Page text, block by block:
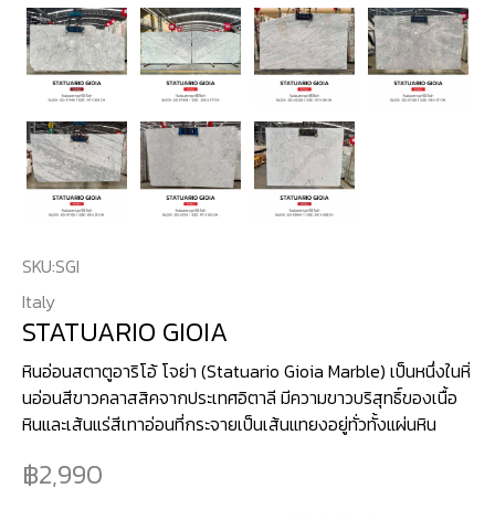
SKU:SGI
Italy
STATUARIO GIOIA
หินอ่อนสตาตูอาริโอ้ โจย่า (Statuario Gioia Marble) เป็นหนึ่งในหิ่
นอ่อนสีขาวคลาสสิคจากประเทศอิตาลี มีความขาวบริสุทธิ์ของเนื้อ
หินและเส้นแร่สีเทาอ่อนที่กระจายเป็นเส้นแทยงอยู่ทั่วทั้งแผ่นหิน
2,990